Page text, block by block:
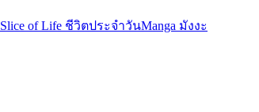
Slice of Life ชีวิตประจำวันManga มังงะ